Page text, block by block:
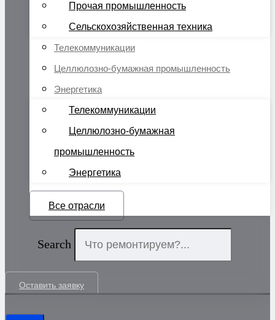
Прочая промышленность
Сельскохозяйственная техника
Телекоммуникации
Целлюлозно-бумажная промышленность
Энергетика
Телекоммуникации
Целлюлозно-бумажная
промышленность
Энергетика
Все отрасли
Search
Оставить заявку